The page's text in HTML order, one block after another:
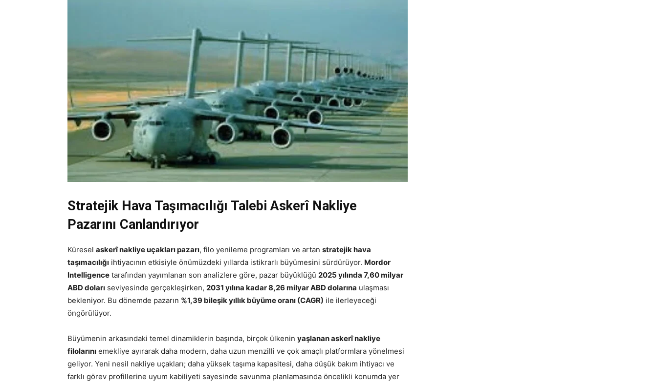
Stratejik Hava Taşımacılığı Talebi Askerî Nakliye
Pazarını Canlandırıyor
Küresel askerî nakliye uçakları pazarı, filo yenileme programları ve artan stratejik hava
taşımacılığı ihtiyacının etkisiyle önümüzdeki yıllarda istikrarlı büyümesini sürdürüyor. Mordor
Intelligence tarafından yayımlanan son analizlere göre, pazar büyüklüğü 2025 yılında 7,60 milyar
ABD doları seviyesinde gerçekleşirken, 2031 yılına kadar 8,26 milyar ABD dolarına ulaşması
bekleniyor. Bu dönemde pazarın %1,39 bileşik yıllık büyüme oranı (CAGR) ile ilerleyeceği
öngörülüyor.
Büyümenin arkasındaki temel dinamiklerin başında, birçok ülkenin yaşlanan askerî nakliye
filolarını emekliye ayırarak daha modern, daha uzun menzilli ve çok amaçlı platformlara yönelmesi
geliyor. Yeni nesil nakliye uçakları; daha yüksek taşıma kapasitesi, daha düşük bakım ihtiyacı ve
farklı görev profillerine uyum kabiliyeti sayesinde savunma planlamasında öncelikli konumda yer